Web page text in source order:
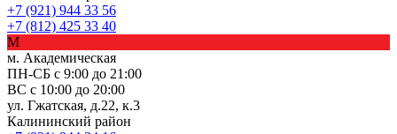
+7 (921) 944 33 56
+7 (812) 425 33 40
М
м. Академическая
ПН-СБ с 9:00 до 21:00
ВС с 10:00 до 20:00
ул. Гжатская, д.22, к.3
Калининский район